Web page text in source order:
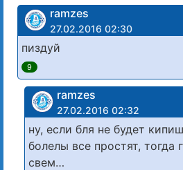
ramzes
27.02.2016 02:30
пиздуй
9
ramzes
27.02.2016 02:32
ну, если бля не будет
болелы все простят, тогда
свем…